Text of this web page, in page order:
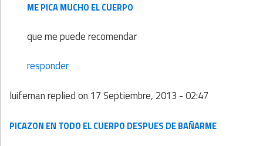
ME PICA MUCHO EL CUERPO
que me puede recomendar
responder
luifernanreplied on 17 Septiembre, 2013 - 02:47
PICAZON EN TODO EL CUERPO DESPUES DE BAÑARME